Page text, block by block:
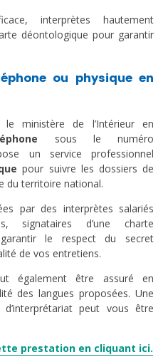
interprètes hautement
déontologique pour garantir
ou physique en
ministère de l’Intérieur en
sous le numéro
un service professionnel
pour suivre les dossiers de
du territoire national.
par des interprètes salariés
signataires d’une charte
le respect du secret
de vos entretiens.
également être assuré en
des langues proposées. Une
peut vous être
prestation en cliquant ici.